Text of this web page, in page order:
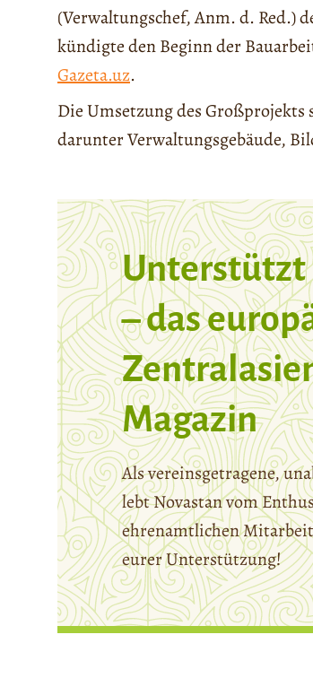
(Verwaltungschef, Anm. d. Red.)
kündigte den Beginn der
Gazeta.uz.
Die Umsetzung des
darunter Verwaltungsgebäude,
Unterstützt
– das
Magazin
Als vereinsgetragene,
lebt Novastan vom
ehrenamtlichen
eurer Unterstützung!